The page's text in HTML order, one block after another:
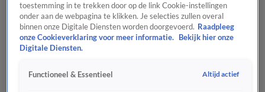
toestemming in te trekken door op de link Cookie-instellingen
onder aan de webpagina te klikken. Je selecties zullen overal
binnen onze Digitale Diensten worden doorgevoerd. Raadpleeg
onze Cookieverklaring voor meer informatie.
Bekijk hier onze
Digitale Diensten.
Functioneel & Essentieel Altijd actief